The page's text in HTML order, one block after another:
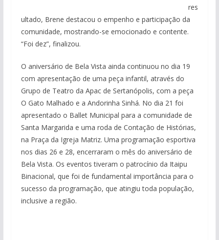
res
ultado, Brene destacou o empenho e participação da
comunidade, mostrando-se emocionado e contente.
“Foi dez”, finalizou.
O aniversário de Bela Vista ainda continuou no dia 19
com apresentação de uma peça infantil, através do
Grupo de Teatro da Apac de Sertanópolis, com a peça
O Gato Malhado e a Andorinha Sinhá. No dia 21 foi
apresentado o Ballet Municipal para a comunidade de
Santa Margarida e uma roda de Contação de Histórias,
na Praça da Igreja Matriz. Uma programação esportiva
nos dias 26 e 28, encerraram o mês do aniversário de
Bela Vista. Os eventos tiveram o patrocínio da Itaipu
Binacional, que foi de fundamental importância para o
sucesso da programação, que atingiu toda população,
inclusive a região.